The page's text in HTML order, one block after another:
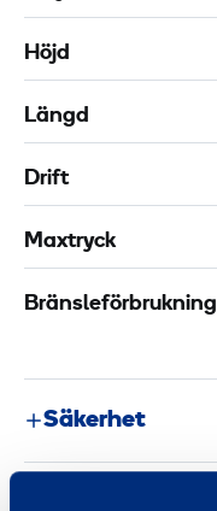
Höjd
Längd
Drift
Maxtryck
Bränsleförbrukning
Säkerhet